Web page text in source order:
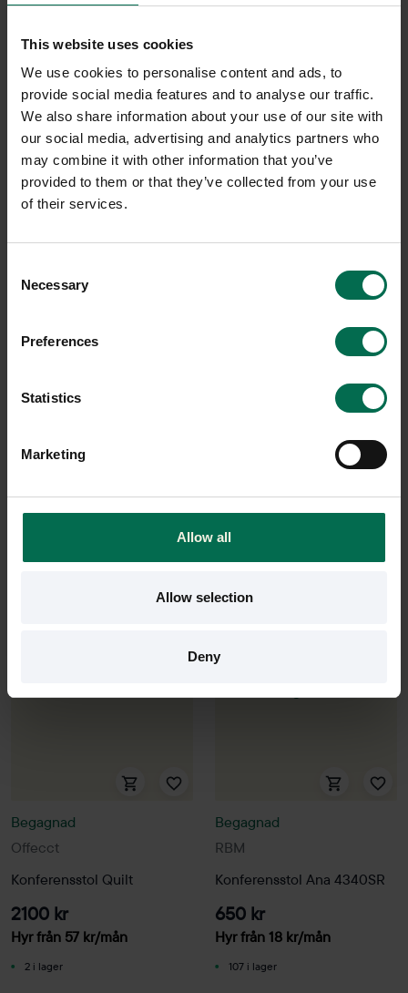
This website uses cookies
We use cookies to personalise content and ads, to
provide social media features and to analyse our traffic.
We also share information about your use of our site with
our social media, advertising and analytics partners who
may combine it with other information that you’ve
provided to them or that they’ve collected from your use
of their services.
Selection
Necessary
Preferences
Statistics
Marketing
Allow all
Allow selection
Deny
Hyr från53kr/mån
22 i lager
Sparar miljön ca 56 kg
10 i lager
Sparar miljön ca 32 kg
Mitab
Hyr från108kr/mån
Offecct
Begagnad
Konferensstol Quilt
2100 kr
Hyr från 57 kr/mån
2 i lager
RBM
Begagnad
Konferensstol Ana 4340SR
650 kr
Hyr från 18 kr/mån
107 i lager